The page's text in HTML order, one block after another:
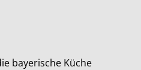
bayerische Küche